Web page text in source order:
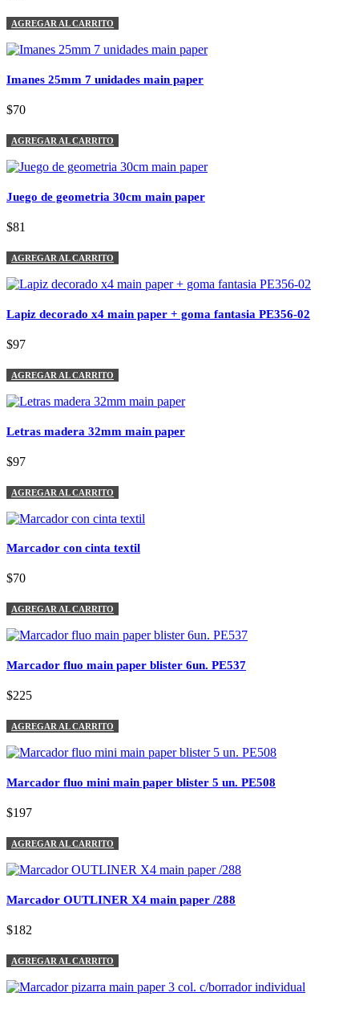
AGREGAR AL CARRITO
Imanes 25mm 7 unidades main paper
$70
AGREGAR AL CARRITO
Juego de geometria 30cm main paper
$81
AGREGAR AL CARRITO
Lapiz decorado x4 main paper + goma fantasia PE356-02
$97
AGREGAR AL CARRITO
Letras madera 32mm main paper
$97
AGREGAR AL CARRITO
Marcador con cinta textil
$70
AGREGAR AL CARRITO
Marcador fluo main paper blister 6un. PE537
$225
AGREGAR AL CARRITO
Marcador fluo mini main paper blister 5 un. PE508
$197
AGREGAR AL CARRITO
Marcador OUTLINER X4 main paper /288
$182
AGREGAR AL CARRITO